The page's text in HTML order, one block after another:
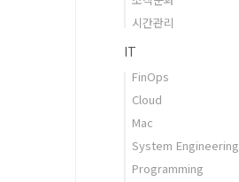
시간관리
IT
FinOps
Cloud
Mac
System Engineering
Programming